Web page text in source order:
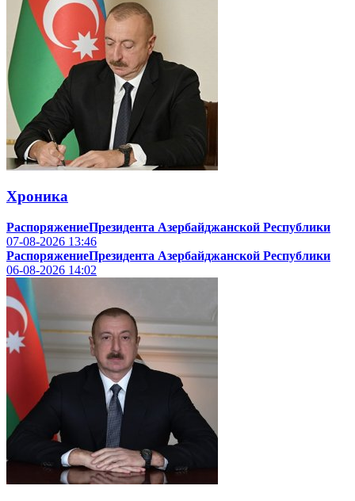
Хроника
РаспоряжениеПрезидента Азербайджанской Республики
07-08-2026 13:46
РаспоряжениеПрезидента Азербайджанской Республики
06-08-2026 14:02